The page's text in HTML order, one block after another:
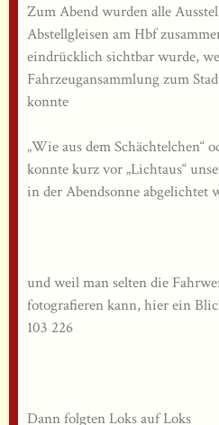
Zum Abend wurden alle
Abstellgleisen am Hbf
eindrücklich sichtbar wurde,
Fahrzeugansammlung zum
konnte
„Wie aus dem Schächtelchen“
konnte kurz vor „Lichtaus“
in der Abendsonne abgelichtet
und weil man selten die
fotografieren kann, hier ein
103 226
Dann folgten Loks auf Loks